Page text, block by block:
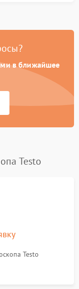
в ближайшее
Testo
Testo